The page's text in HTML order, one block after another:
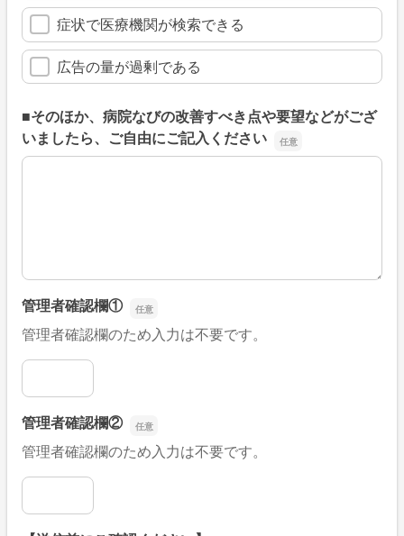
症状で医療機関が検索できる
広告の量が過剰である
■そのほか、病院なびの改善すべき点や要望などがござ
いましたら、ご自由にご記入ください
■そのほか、病院なびの改善すべき点や要望などがござい
管理者確認欄①
管理者確認欄のため入力は不要です。
管理者確認欄①
管理者確認欄②
管理者確認欄のため入力は不要です。
管理者確認欄②